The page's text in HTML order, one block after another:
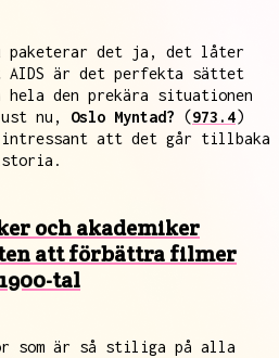
paketerar det ja, det låter
AIDS är det perfekta sättet
den prekära situationen
nu, Oslo Myntad? (973.4)
att det går tillbaka
och akademiker
att förbättra filmer
tal
som är så stiliga på alla